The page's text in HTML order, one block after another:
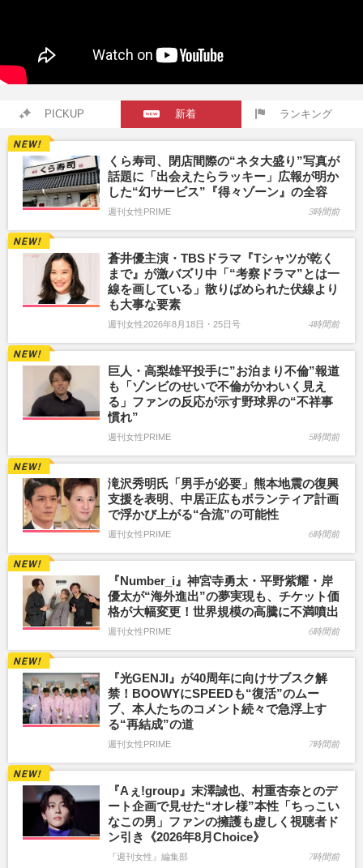
PICKUP 新着 ランキング
くら寿司、閉店間際の“ネタ大盛り”写真が
話題に「出会えたらラッキー」広報が明か
した“幻サービス”『得々ゾーン』の全容
週刊女性PRIME 3時間前
蒼井優主演・TBSドラマ『Tシャツが乾く
まで』が激バズリ中「“考察ドラマ”とは一
線を画している」散りばめられた伏線より
も大事な要素
週刊女性2026年8月18日・25日号 4時間前
巨人・高梨雄平投手に”お泊まり不倫”報道
も「ゾンビのせいで不倫がかわいく見え
る」ファンの反応が示す野球界の“不祥事
慣れ”
週刊女性PRIME 5時間前
滝沢秀明氏「男手が必要」熊本地震の復興
支援を表明、中居正広もボランティア計画
で浮かび上がる“合流”の可能性
週刊女性PRIME 6時間前
『Number_i』神宮寺勇太・平野紫耀・岸
優太が“海外進出”の夢実現も、チケット価
格が大幅変更！世界規模の高騰に不満噴出
週刊女性PRIME 6時間前
『光GENJI』が40周年に向けサブスク解
禁！BOOWYにSPEEDも“復活”のムー
ブ、本人たちのコメント続々で急浮上す
る“再結成”の道
週刊女性PRIME 7時間前
『Aぇ!group』末澤誠也、村重杏奈とのデ
ート企画で見せた“オレ様”本性「ちっこい
なこの男」ファンの擁護も虚しく視聴者ド
ン引き《2026年8月Choice》
『週刊女性』編集部 7時間前